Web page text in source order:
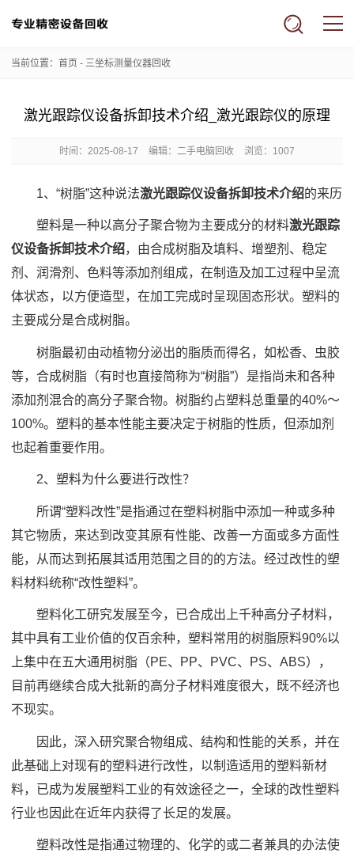
当前位置： 首页 - 三坐标测量仪器回收
激光跟踪仪设备拆卸技术介绍_激光跟踪仪的原理
时间： 2025-08-17 编辑：二手电脑回收 浏览：1007
1、“树脂”这种说法激光跟踪仪设备拆卸技术介绍的来历
塑料是一种以高分子聚合物为主要成分的材料激光跟踪
仪设备拆卸技术介绍，由合成树脂及填料、增塑剂、稳定
剂、润滑剂、色料等添加剂组成，在制造及加工过程中呈流
体状态，以方便造型，在加工完成时呈现固态形状。塑料的
主要成分是合成树脂。
树脂最初由动植物分泌出的脂质而得名，如松香、虫胶
等，合成树脂（有时也直接简称为“树脂”）是指尚未和各种
添加剂混合的高分子聚合物。树脂约占塑料总重量的40%～
100%。塑料的基本性能主要决定于树脂的性质，但添加剂
也起着重要作用。
2、塑料为什么要进行改性？
所谓“塑料改性”是指通过在塑料树脂中添加一种或多种
其它物质，来达到改变其原有性能、改善一方面或多方面性
能，从而达到拓展其适用范围之目的的方法。经过改性的塑
料材料统称“改性塑料”。
塑料化工研究发展至今，已合成出上千种高分子材料，
其中具有工业价值的仅百余种，塑料常用的树脂原料90%以
上集中在五大通用树脂（PE、PP、PVC、PS、ABS），
目前再继续合成大批新的高分子材料难度很大，既不经济也
不现实。
因此，深入研究聚合物组成、结构和性能的关系，并在
此基础上对现有的塑料进行改性，以制造适用的塑料新材
料，已成为发展塑料工业的有效途径之一，全球的改性塑料
行业也因此在近年内获得了长足的发展。
塑料改性是指通过物理的、化学的或二者兼具的办法使